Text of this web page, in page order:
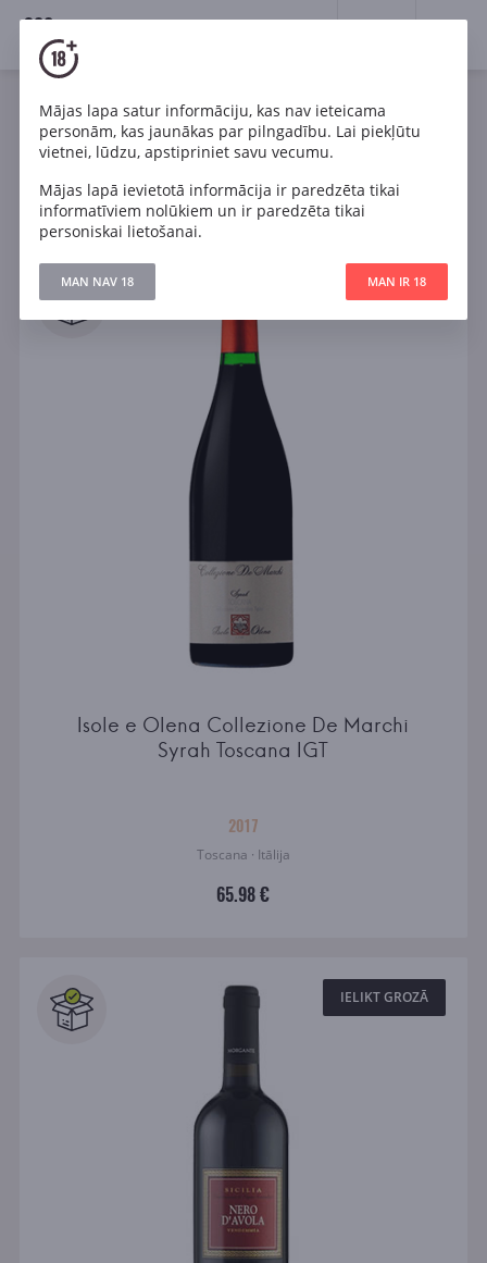
18+
Filtri ATJAUNOT
Meklēt
Visi IELIKT GROZĀ
Isole e Olena Collezione De Marchi
Syrah Toscana IGT
2017
Toscana · Itālija
65.98 €
IELIKT GROZĀ
Mājas lapa satur informāciju, kas nav ieteicama
personām, kas jaunākas par pilngadību. Lai piekļūtu
vietnei, lūdzu, apstipriniet savu vecumu.
Mājas lapā ievietotā informācija ir paredzēta tikai
informatīviem nolūkiem un ir paredzēta tikai
personiskai lietošanai.
MAN NAV 18 MAN IR 18